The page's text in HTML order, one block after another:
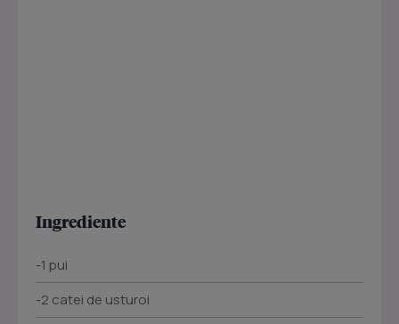
Ingrediente
-1 pui
-2 catei de usturoi